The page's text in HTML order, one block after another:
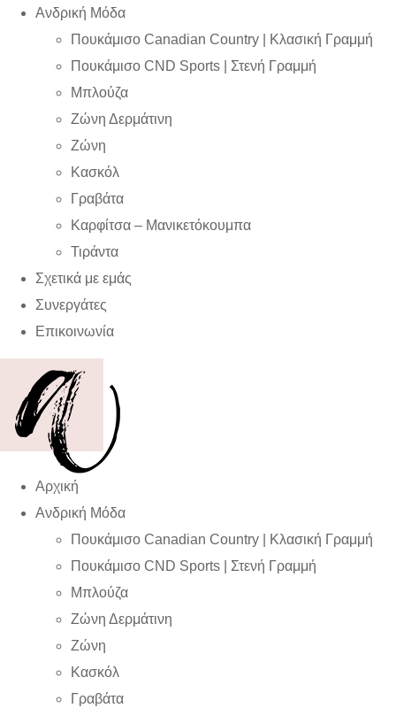
Ανδρική Μόδα
Πουκάμισο Canadian Country | Kλασική Γραμμή
Πουκάμισο CND Sports | Στενή Γραμμή
Μπλούζα
Ζώνη Δερμάτινη
Ζώνη
Κασκόλ
Γραβάτα
Καρφίτσα – Μανικετόκουμπα
Τιράντα
Σχετικά με εμάς
Συνεργάτες
Επικοινωνία
Αρχική
Ανδρική Μόδα
Πουκάμισο Canadian Country | Kλασική Γραμμή
Πουκάμισο CND Sports | Στενή Γραμμή
Μπλούζα
Ζώνη Δερμάτινη
Ζώνη
Κασκόλ
Γραβάτα